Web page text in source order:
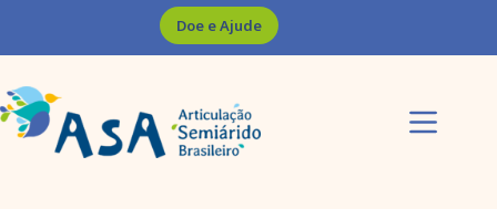
Doe e Ajude